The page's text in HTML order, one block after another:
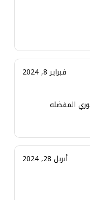
فبراير 8, 2024
المفضله
أبريل 28, 2024